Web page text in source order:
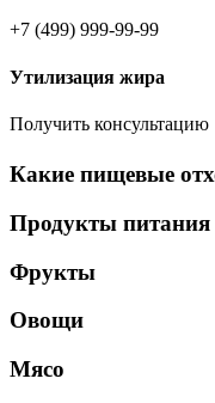
+7 (499) 999-99-99
Утилизация жира
Получить консультацию
Какие пищевые
Продукты питания
Фрукты
Овощи
Мясо